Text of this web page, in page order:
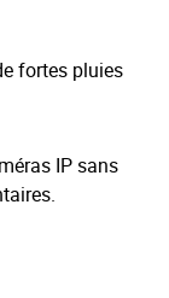
fortes pluies
IP sans